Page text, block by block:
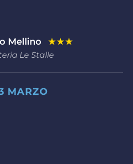
Mellino ★★★
Le Stalle
MARZO